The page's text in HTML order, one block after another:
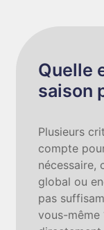
Quelle
saison
Plusieurs
compte
nécessaire,
global ou
pas
vous-même